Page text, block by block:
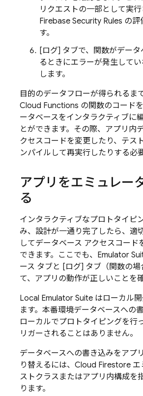
リクエストの一部として実
Firebase Security Rules の評
す。
[ログ] タブで、関数がデー
るときにエラーが発生して
します。
目的のデータフローが得られるま
Cloud Functions の関数のコード
ータベースをインタラクティブに
とができます。その際、アプリ内
クセスコードを変更したり、テス
ンパイルして再実行したりする必
アプリをエミュレー
る
インタラクティブなプロトタイピ
み、設計が一通り完了したら、適
してデータベース アクセスコード
できます。ここでも、 Emulator
ース タブと [ログ] タブ（関数の場
て、アプリの動作が正しいことを
Local Emulator Suite はローカル
ます。本番環境データベースへの
ローカルでプロトタイピングを行
リガーされることはありません。
データベースへの書き込みをアプ
り替えるには、 Cloud Firestore エ
ストクラスまたはアプリ内構成を
ります。